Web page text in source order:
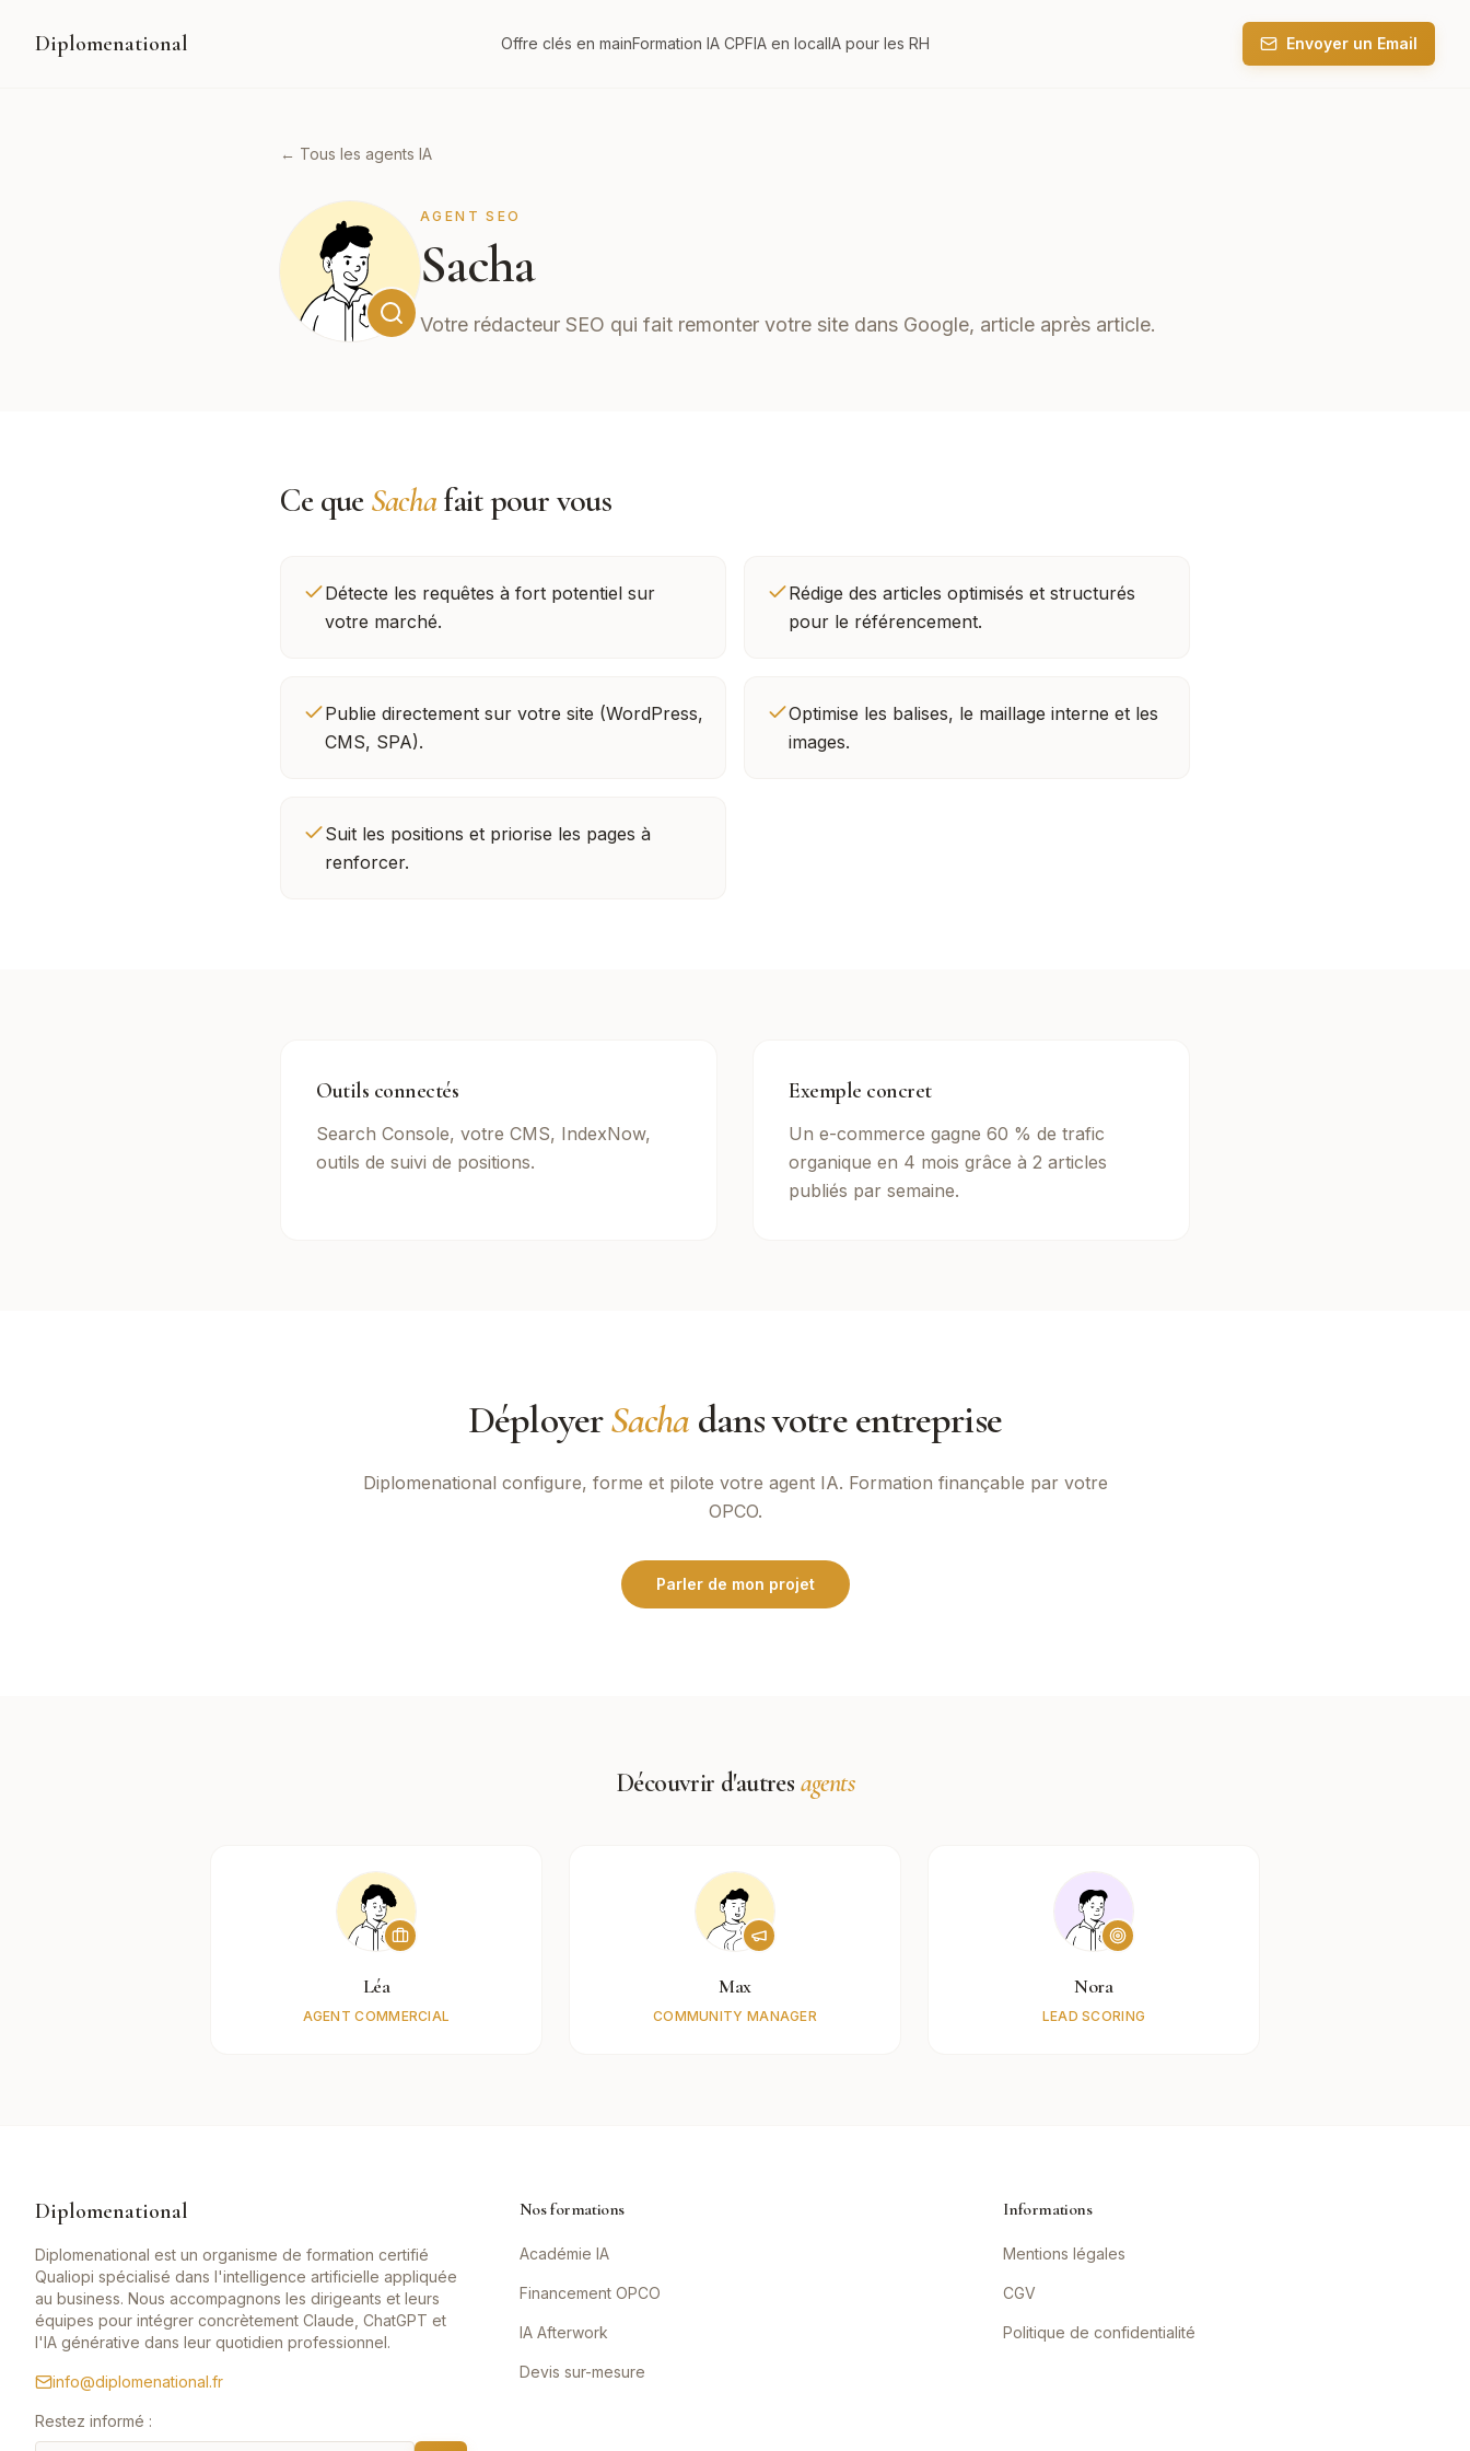
Diplomenational Offre clés en mainFormation IA CPFIA en localIA pour les RH Envoyer un Email
← Tous les agents IA
AGENT SEO
Sacha
Votre rédacteur SEO qui fait remonter votre site dans Google, article après article.
Ce queSachafait pour vous
Détecte les requêtes à fort potentiel sur
votre marché.
Rédige des articles optimisés et structurés
pour le référencement.
Publie directement sur votre site (WordPress,
CMS, SPA).
Optimise les balises, le maillage interne et les
images.
Suit les positions et priorise les pages à
renforcer.
Outils connectés
Search Console, votre CMS, IndexNow,
outils de suivi de positions.
Exemple concret
Un e-commerce gagne 60 % de trafic
organique en 4 mois grâce à 2 articles
publiés par semaine.
DéployerSacha dans votre entreprise
Diplomenational configure, forme et pilote votre agent IA. Formation finançable par votre
OPCO.
Parler de mon projet
Découvrir d'autres agents
Léa
AGENT COMMERCIAL
Max
COMMUNITY MANAGER
Nora
LEAD SCORING
Diplomenational
Diplomenational est un organisme de formation certifié
Qualiopi spécialisé dans l'intelligence artificielle appliquée
au business. Nous accompagnons les dirigeants et leurs
équipes pour intégrer concrètement Claude, ChatGPT et
l'IA générative dans leur quotidien professionnel.
info@diplomenational.fr
Restez informé :
Nos formations
Académie IA
Financement OPCO
IA Afterwork
Devis sur-mesure
Informations
Mentions légales
CGV
Politique de confidentialité